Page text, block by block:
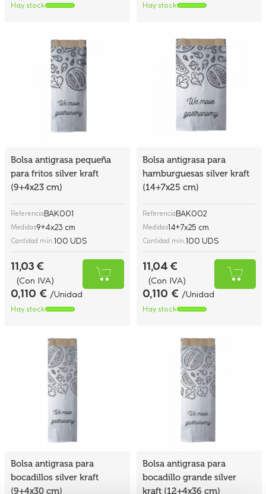
Hay stock Hay stock
Bolsa antigrasa pequeña
para fritos silver kraft
(9+4x23 cm)
ReferenciaBAK001
Medidas9+4x23 cm
Cantidad mín.100 UDS
11,03 €
(Con IVA)
0,110 € /Unidad
Hay stock
Bolsa antigrasa para
hamburguesas silver kraft
(14+7x25 cm)
ReferenciaBAK002
Medidas14+7x25 cm
Cantidad mín.100 UDS
11,04 €
(Con IVA)
0,110 € /Unidad
Hay stock
Bolsa antigrasa para
bocadillos silver kraft
(9+4x30 cm)
Bolsa antigrasa para
bocadillo grande silver
kraft (12+4x36 cm)